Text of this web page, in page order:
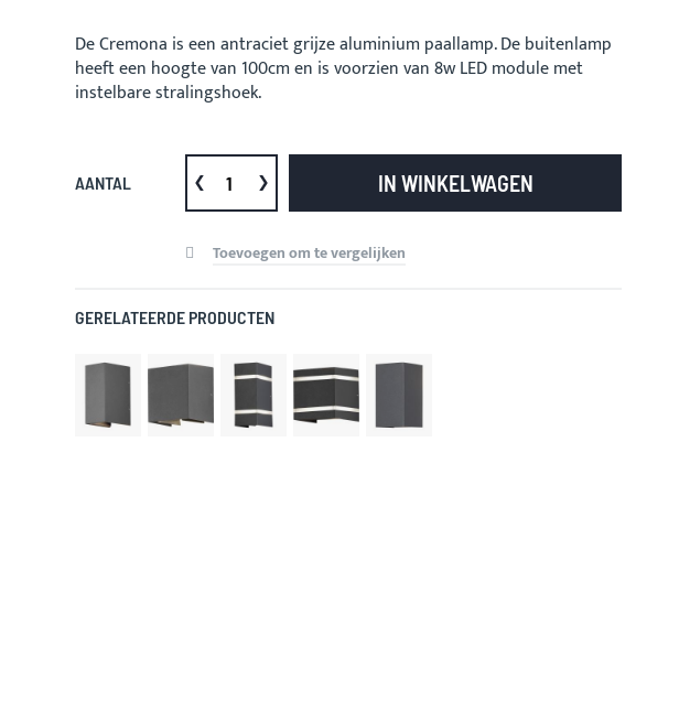
De Cremona is een antraciet grijze aluminium paallamp. De buitenlamp
heeft een hoogte van 100cm en is voorzien van 8w LED module met
instelbare stralingshoek.
AANTAL IN WINKELWAGEN
Toevoegen om te vergelijken
GERELATEERDE PRODUCTEN